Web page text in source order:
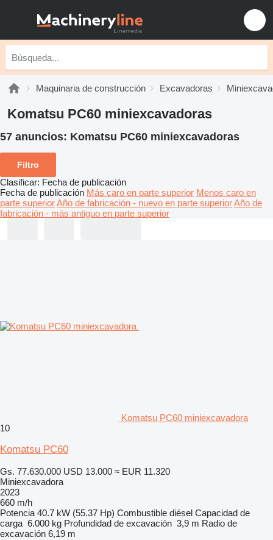
Maquinaria de construcción Excavadoras
Komatsu PC60 miniexcavadoras
57 anuncios: Komatsu PC60 miniexcavadoras
Filtro
Clasificar: Fecha de publicación
Fecha de publicación Más caro en parte superior Menos caro en
parte superiorAño de fabricación - nuevo en parte superiorAño de
fabricación - más antiguo en parte superior
Komatsu PC60 miniexcavadora
10
Komatsu PC60
Gs. 77.630.000 USD 13.000 ≈ EUR 11.320
Miniexcavadora
2023
660 m/h
Potencia 40.7 kW (55.37 Hp) Combustible diésel Capacidad de
carga 6.000 kg Profundidad de excavación 3,9 m Radio de
excavación 6,19 m